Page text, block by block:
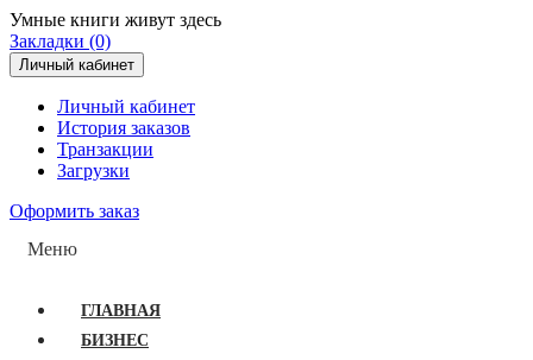
Умные книги живут здесь
Закладки (0)
Личный кабинет
Личный кабинет
История заказов
Транзакции
Загрузки
Оформить заказ
Меню
ГЛАВНАЯ
БИЗНЕС